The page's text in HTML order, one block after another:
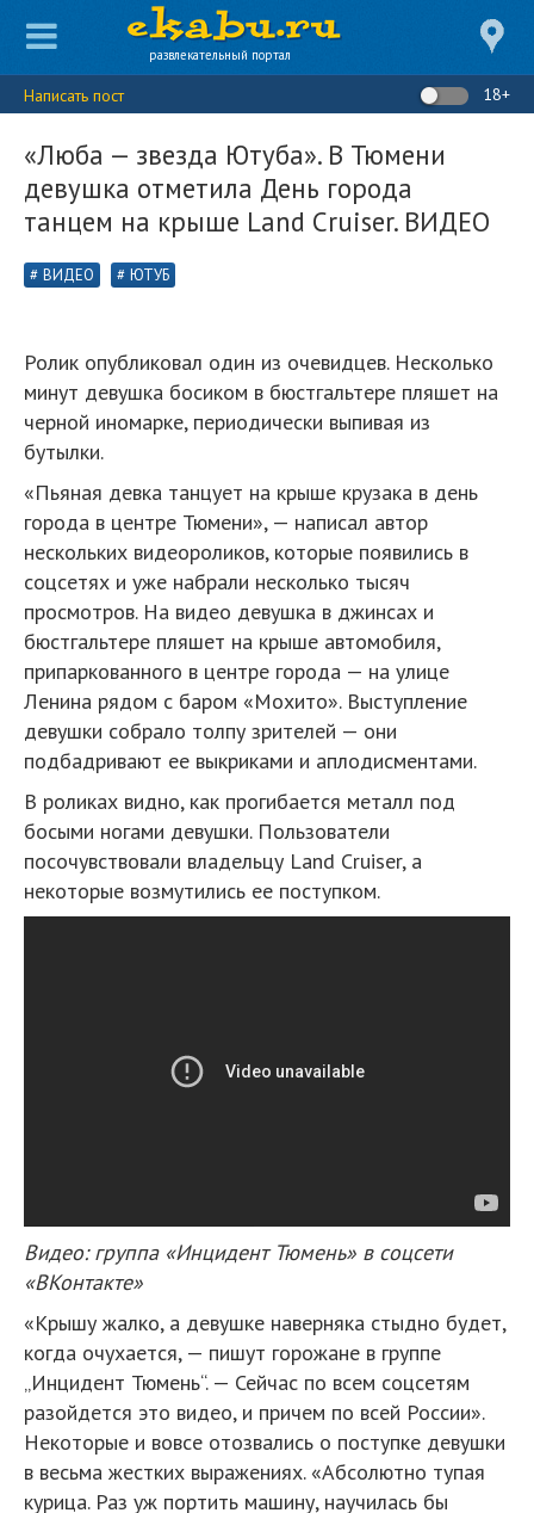
развлекательный портал
Написать пост 18+
«Люба — звезда Ютуба». В Тюмени
девушка отметила День города
танцем на крыше Land Cruiser. ВИДЕО
ВИДЕО ЮТУБ
Ролик опубликовал один из очевидцев. Несколько
минут девушка босиком в бюстгальтере пляшет на
черной иномарке, периодически выпивая из
бутылки.
«Пьяная девка танцует на крыше крузака в день
города в центре Тюмени», — написал автор
нескольких видеороликов, которые появились в
соцсетях и уже набрали несколько тысяч
просмотров. На видео девушка в джинсах и
бюстгальтере пляшет на крыше автомобиля,
припаркованного в центре города — на улице
Ленина рядом с баром «Мохито». Выступление
девушки собрало толпу зрителей — они
подбадривают ее выкриками и аплодисментами.
В роликах видно, как прогибается металл под
босыми ногами девушки. Пользователи
посочувствовали владельцу Land Cruiser, а
некоторые возмутились ее поступком.
Видео: группа «Инцидент Тюмень» в соцсети
«ВКонтакте»
«Крышу жалко, а девушке наверняка стыдно будет,
когда очухается, — пишут горожане в группе
„Инцидент Тюмень“. — Сейчас по всем соцсетям
разойдется это видео, и причем по всей России».
Некоторые и вовсе отозвались о поступке девушки
в весьма жестких выражениях. «Абсолютно тупая
курица. Раз уж портить машину, научилась бы